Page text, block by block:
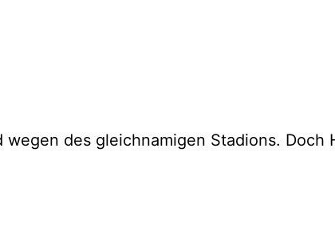
des gleichnamigen Stadions. Doch